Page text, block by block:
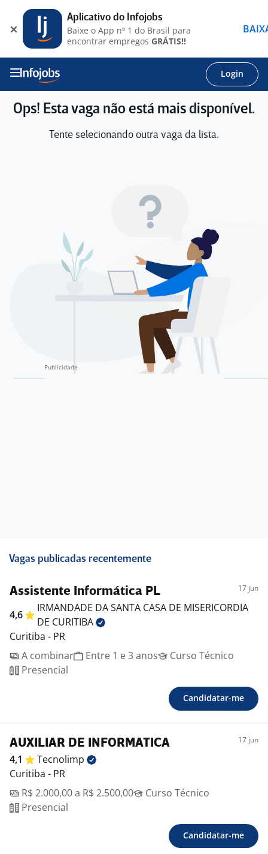
Login
Ops! Esta vaga não está mais disponível.
Tente selecionando outra vaga da lista.
Vagas publicadas recentemente
Assistente Informática PL 17 jun
4,6
IRMANDADE DA SANTA CASA DE MISERICORDIA
DE CURITIBA
Curitiba - PR
A combinar
Entre 1 e 3 anos
Curso Técnico
Presencial
Candidatar-me
AUXILIAR DE INFORMATICA 17 jun
4,1
Tecnolimp
Curitiba - PR
R$ 2.000,00 a R$ 2.500,00
Curso Técnico
Presencial
Candidatar-me
Aplicativo do Infojobs
Baixe o App nº 1 do Brasil para
encontrar empregos GRÁTIS!!